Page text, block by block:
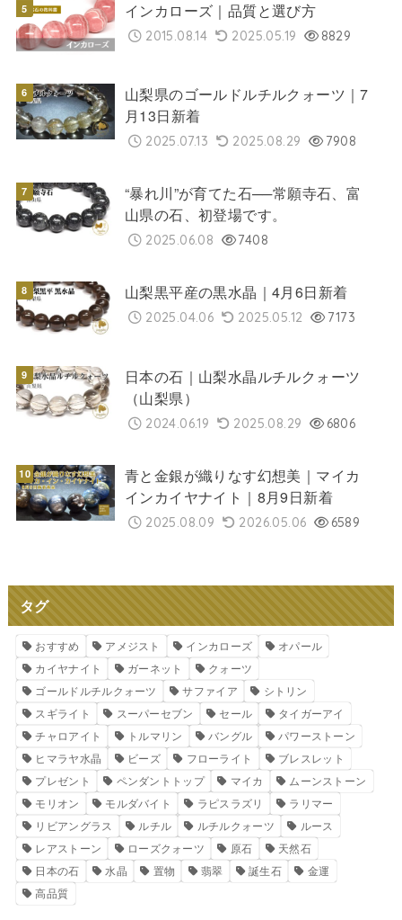
インカローズ｜品質と選び方
2015.08.14 2025.05.19 8829
山梨県のゴールドルチルクォーツ｜7
月13日新着
2025.07.13 2025.08.29 7908
“暴れ川”が育てた石──常願寺石、富
山県の石、初登場です。
2025.06.08 7408
山梨黒平産の黒水晶｜4月6日新着
2025.04.06 2025.05.12 7173
日本の石｜山梨水晶ルチルクォーツ
（山梨県）
2024.06.19 2025.08.29 6806
青と金銀が織りなす幻想美｜マイカ
インカイヤナイト｜8月9日新着
2025.08.09 2026.05.06 6589
タグ
おすすめ アメジスト インカローズ
オパール
カイヤナイト
ガーネット
クォーツ
ゴールドルチルクォーツ
サファイア
シトリン
スギライト
スーパーセブン セール
タイガーアイ
チャロアイト
トルマリン バングル
パワーストーン
ヒマラヤ水晶
ビーズ フローライト
ブレスレット
プレゼント
ペンダントトップ マイカ
ムーンストーン
モリオン
モルダバイト ラピスラズリ
ラリマー
リビアングラス
ルチル ルチルクォーツ
ルース
レアストーン
ローズクォーツ 原石
天然石
日本の石
水晶 置物 翡翠 誕生石
金運
高品質